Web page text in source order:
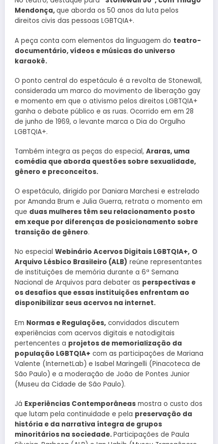
Mendonça,que aborda os 50 anos da luta pelos
direitos civis das pessoas LGBTQIA+.
A peça conta com elementos da linguagem do teatro-
documentário, vídeos e músicas do universo
karaokê.
O ponto central do espetáculo é a revolta de Stonewall,
considerada um marco do movimento de liberação gay
e momento em que o ativismo pelos direitos LGBTQIA+
ganha o debate público e as ruas. Ocorrido em em 28
de junho de 1969, o levante marca o Dia do Orgulho
LGBTQIA+.
Também integra as peças do especial, Araras, uma
comédia que aborda questões sobre sexualidade,
gênero e preconceitos.
O espetáculo, dirigido por Daniara Marchesi e estrelado
por Amanda Brum e Julia Guerra, retrata o momento em
que duas mulheres têm seu relacionamento posto
em xeque por diferenças de posicionamento sobre
transição de gênero.
No especial Webinário Acervos Digitais LGBTQIA+, O
Arquivo Lésbico Brasileiro (ALB) reúne representantes
de instituições de memória durante a 6ª Semana
Nacional de Arquivos para debater as perspectivas e
os desafios que essas instituições enfrentam ao
disponibilizar seus acervos na internet.
Em Normas e Regulações, convidados discutem
experiências com acervos digitais e natodigitais
pertencentes a projetos de memorialização da
população LGBTQIA+ com as participações de Mariana
Valente (InternetLab) e Isabel Maringelli (Pinacoteca de
São Paulo) e a moderação de João de Pontes Junior
(Museu da Cidade de São Paulo).
Já Experiências Contemporâneas mostra o custo dos
que lutam pela continuidade e pela preservação da
história e da narrativa íntegra de grupos
minoritários na sociedade.Participações de Paula